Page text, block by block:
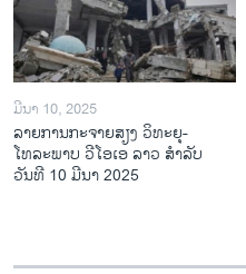
ມີນາ 10, 2025
ລາຍການກະຈາຍສຽງ ວິທະຍຸ-
ໂທລະພາບ ວີໂອເອ ລາວ ສຳລັບ
ວັນທີ 10 ມີນາ 2025